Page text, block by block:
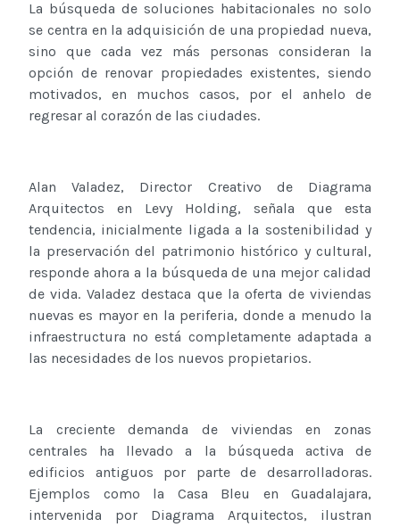
La búsqueda de soluciones habitacionales no solo
se centra en la adquisición de una propiedad nueva,
sino que cada vez más personas consideran la
opción de renovar propiedades existentes, siendo
motivados, en muchos casos, por el anhelo de
regresar al corazón de las ciudades.
Alan Valadez, Director Creativo de Diagrama
Arquitectos en Levy Holding, señala que esta
tendencia, inicialmente ligada a la sostenibilidad y
la preservación del patrimonio histórico y cultural,
responde ahora a la búsqueda de una mejor calidad
de vida. Valadez destaca que la oferta de viviendas
nuevas es mayor en la periferia, donde a menudo la
infraestructura no está completamente adaptada a
las necesidades de los nuevos propietarios.
La creciente demanda de viviendas en zonas
centrales ha llevado a la búsqueda activa de
edificios antiguos por parte de desarrolladoras.
Ejemplos como la Casa Bleu en Guadalajara,
intervenida por Diagrama Arquitectos, ilustran